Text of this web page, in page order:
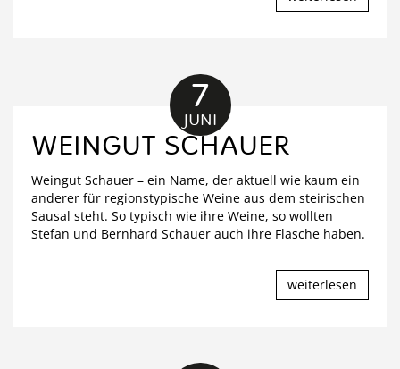
7
JUNI
WEINGUT SCHAUER
Weingut Schauer – ein Name, der aktuell wie kaum ein
anderer für regionstypische Weine aus dem steirischen
Sausal steht. So typisch wie ihre Weine, so wollten
Stefan und Bernhard Schauer auch ihre Flasche haben.
weiterlesen